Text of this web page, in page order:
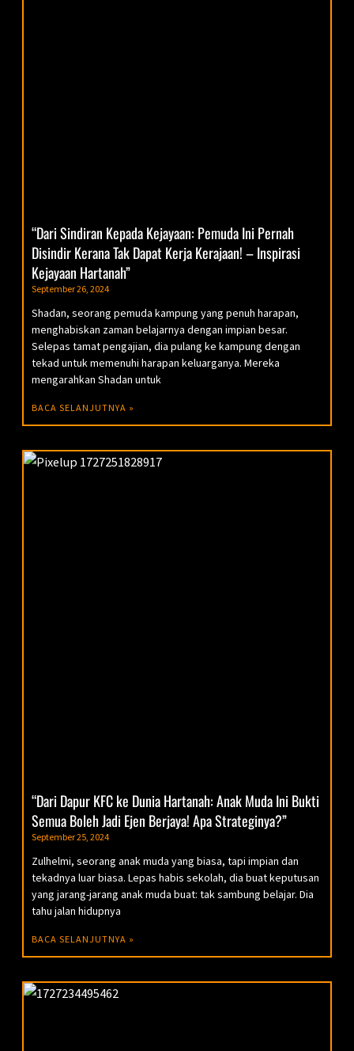
“Dari Sindiran Kepada Kejayaan: Pemuda Ini Pernah
Disindir Kerana Tak Dapat Kerja Kerajaan! – Inspirasi
Kejayaan Hartanah”
September 26, 2024
Shadan, seorang pemuda kampung yang penuh harapan,
menghabiskan zaman belajarnya dengan impian besar.
Selepas tamat pengajian, dia pulang ke kampung dengan
tekad untuk memenuhi harapan keluarganya. Mereka
mengarahkan Shadan untuk
BACA SELANJUTNYA »
“Dari Dapur KFC ke Dunia Hartanah: Anak Muda Ini Bukti
Semua Boleh Jadi Ejen Berjaya! Apa Strateginya?”
September 25, 2024
Zulhelmi, seorang anak muda yang biasa, tapi impian dan
tekadnya luar biasa. Lepas habis sekolah, dia buat keputusan
yang jarang-jarang anak muda buat: tak sambung belajar. Dia
tahu jalan hidupnya
BACA SELANJUTNYA »